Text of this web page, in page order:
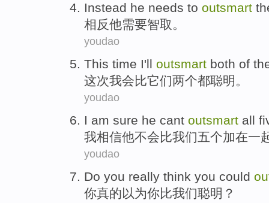
Instead he needs to outsmart
相反他需要智取 。
youdao
This time I'll outsmart both of
这次我会比它们两个都聪明 。
youdao
I am sure he cant outsmart all
我相信他不会比我们五个加在一
youdao
Do you really think you could
你真的以为你比我们聪明？